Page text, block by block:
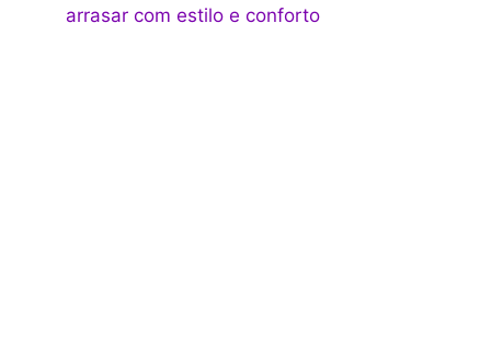
arrasar com estilo e conforto